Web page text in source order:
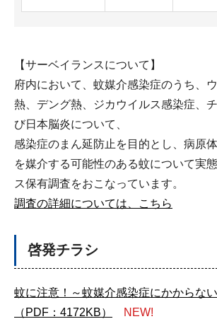
【サーベイランスについて】
府内において、蚊媒介感染症のうち、
熱、デング熱、ジカウイルス感染症、
び日本脳炎について、
感染症のまん延防止を目的とし、病原
を媒介する可能性のある蚊について実
ス保有調査をおこなっています。
調査の詳細については、こちら
啓発チラシ
蚊に注意！～蚊媒介感染症にかからな
（PDF：4172KB）
NEW!